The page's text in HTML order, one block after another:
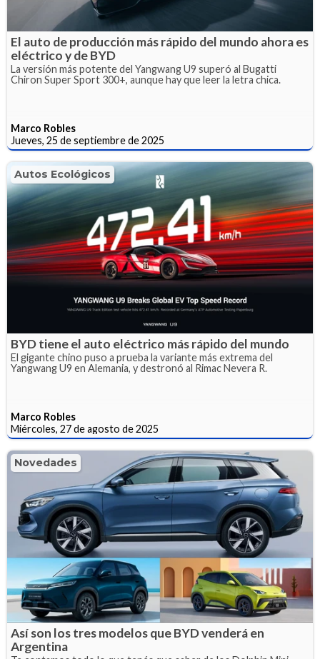
El auto de producción más rápido del mundo ahora es
eléctrico y de BYD
La versión más potente del Yangwang U9 superó al Bugatti
Chiron Super Sport 300+, aunque hay que leer la letra chica.
Marco Robles
Jueves, 25 de septiembre de 2025
Autos Ecológicos
BYD tiene el auto eléctrico más rápido del mundo
El gigante chino puso a prueba la variante más extrema del
Yangwang U9 en Alemania, y destronó al Rimac Nevera R.
Marco Robles
Miércoles, 27 de agosto de 2025
Novedades
Así son los tres modelos que BYD venderá en
Argentina